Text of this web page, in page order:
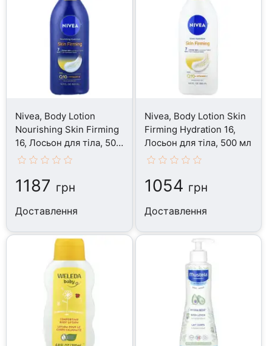
Nivea, Body Lotion
Nourishing Skin Firming
16, Лосьон для тіла, 500
мл
1187 грн
Доставлення
Nivea, Body Lotion Skin
Firming Hydration 16,
Лосьон для тіла, 500 мл
1054 грн
Доставлення